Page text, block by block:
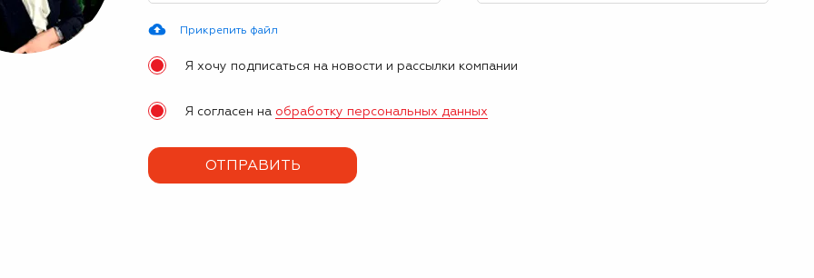
Прикрепить файл
Я хочу подписаться на новости и рассылки компании
Я согласен на обработку персональных данных